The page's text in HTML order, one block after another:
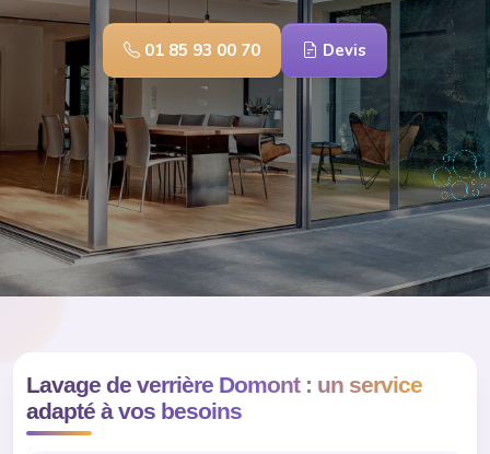
01 85 93 00 70 Devis
Lavage de verrière Domont : un service
adapté à vos besoins